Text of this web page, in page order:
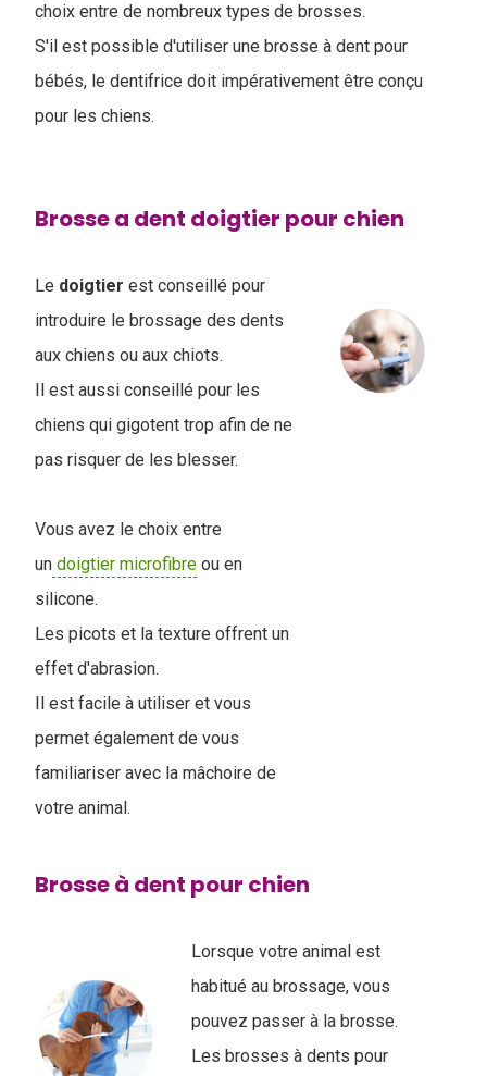
choix entre de nombreux types de brosses.
S'il est possible d'utiliser une brosse à dent pour
bébés, le dentifrice doit impérativement être conçu
pour les chiens.
Brosse a dent doigtier pour chien
Le doigtier est conseillé pour
introduire le brossage des dents
aux chiens ou aux chiots.
Il est aussi conseillé pour les
chiens qui gigotent trop afin de ne
pas risquer de les blesser.
Vous avez le choix entre
un doigtier microfibre ou en
silicone.
Les picots et la texture offrent un
effet d'abrasion.
Il est facile à utiliser et vous
permet également de vous
familiariser avec la mâchoire de
votre animal.
Brosse à dent pour chien
Lorsque votre animal est
habitué au brossage, vous
pouvez passer à la brosse.
Les brosses à dents pour